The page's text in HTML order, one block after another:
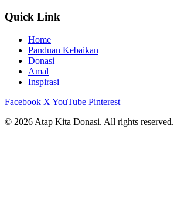
Quick Link
Home
Panduan Kebaikan
Donasi
Amal
Inspirasi
Facebook X YouTube Pinterest
© 2026 Atap Kita Donasi. All rights reserved.